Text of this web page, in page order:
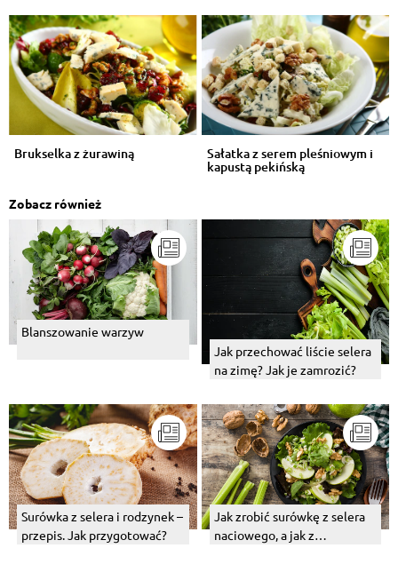
Brukselka z żurawiną Sałatka z serem pleśniowym i
kapustą pekińską
Zobacz również
Blanszowanie warzyw
Jak przechować liście selera
na zimę? Jak je zamrozić?
Surówka z selera i rodzynek –
przepis. Jak przygotować?
Jak zrobić surówkę z selera
naciowego, a jak z